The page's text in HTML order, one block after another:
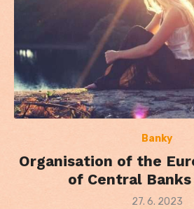
Banky
Organisation of the
of Central Banks
Posted
27. 6. 2023